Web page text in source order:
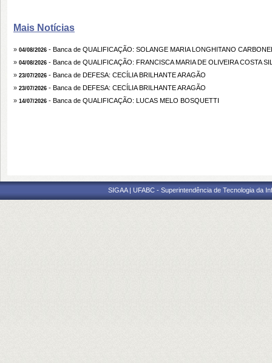
Mais Notícias
» 04/08/2026 - Banca de QUALIFICAÇÃO: SOLANGE MARIA LONGHITANO
» 04/08/2026 - Banca de QUALIFICAÇÃO: FRANCISCA MARIA DE OLIVEIRA COSTA
» 23/07/2026 - Banca de DEFESA: CECÍLIA BRILHANTE ARAGÃO
» 23/07/2026 - Banca de DEFESA: CECÍLIA BRILHANTE ARAGÃO
» 14/07/2026 - Banca de QUALIFICAÇÃO: LUCAS MELO BOSQUETTI
SIGAA | UFABC - Superintendência de Tecnologia da